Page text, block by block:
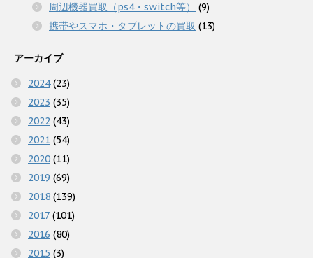
周辺機器買取（ps4・switch等）
(9)
携帯やスマホ・タブレットの買取 (13)
アーカイブ
2024(23)
2023 (35)
2022 (43)
2021 (54)
2020 (11)
2019 (69)
2018 (139)
2017 (101)
2016 (80)
2015 (3)